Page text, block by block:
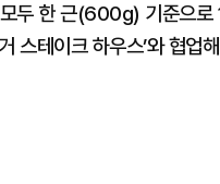
두 한 근(600g) 기준으로
스테이크 하우스’와 협업